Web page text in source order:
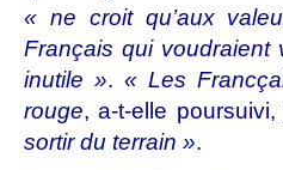
« ne croit qu’aux
Français qui voudraient
inutile ».« Les
rouge, a-t-elle
sortir du terrain ».